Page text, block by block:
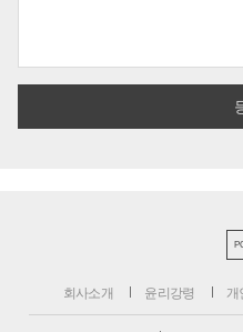
회사소개 윤리강령 개